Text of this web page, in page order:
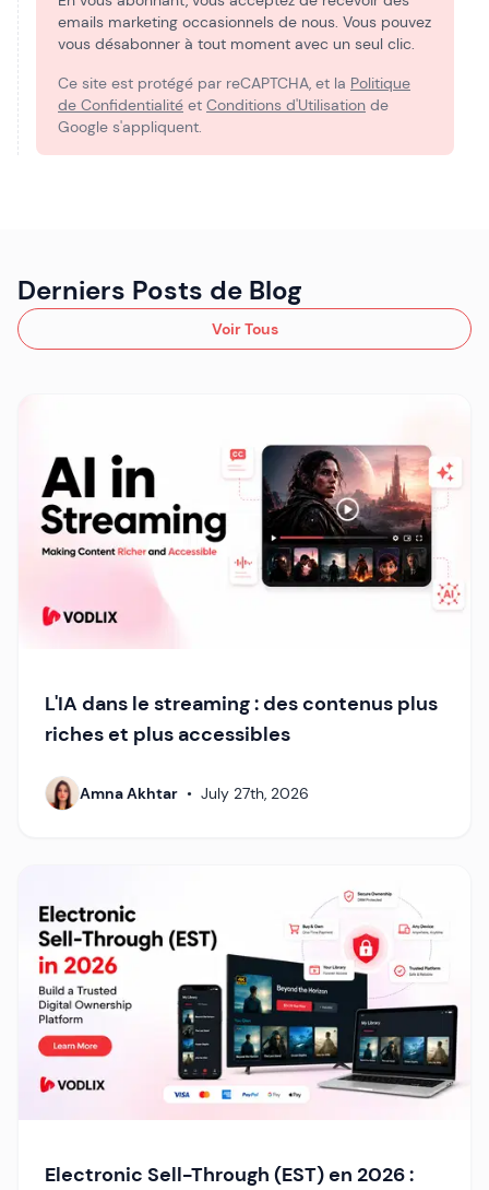
emails marketing occasionnels de nous. Vous pouvez
vous désabonner à tout moment avec un seul clic.
Ce site est protégé par reCAPTCHA, et la Politique
de Confidentialité et Conditions d'Utilisation de
Google s'appliquent.
Derniers Posts de Blog
Voir Tous
L'IA dans le streaming : des contenus plus
riches et plus accessibles
Amna Akhtar • July 27th, 2026
Electronic Sell-Through (EST) en 2026 :